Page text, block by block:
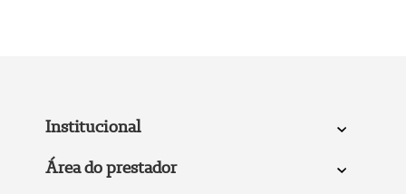
Institucional
Área do prestador